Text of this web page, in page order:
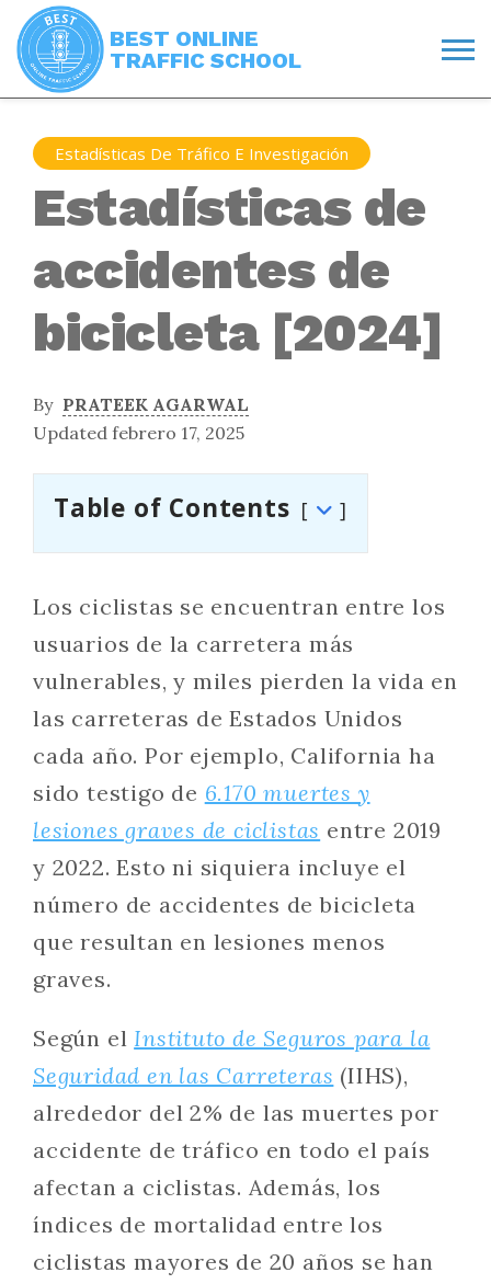
BEST ONLINE
TRAFFIC SCHOOL
Estadísticas De Tráfico E Investigación
Estadísticas de
accidentes de
bicicleta [2024]
By PRATEEK AGARWAL
Updated febrero 17, 2025
Table of Contents
Los ciclistas se encuentran entre los
usuarios de la carretera más
vulnerables, y miles pierden la vida en
las carreteras de Estados Unidos
cada año. Por ejemplo, California ha
sido testigo de 6.170 muertes y
lesiones graves de ciclistas entre 2019
y 2022. Esto ni siquiera incluye el
número de accidentes de bicicleta
que resultan en lesiones menos
graves.
Según el Instituto de Seguros para la
Seguridad en las Carreteras (IIHS),
alrededor del 2% de las muertes por
accidente de tráfico en todo el país
afectan a ciclistas. Además, los
índices de mortalidad entre los
ciclistas mayores de 20 años se han